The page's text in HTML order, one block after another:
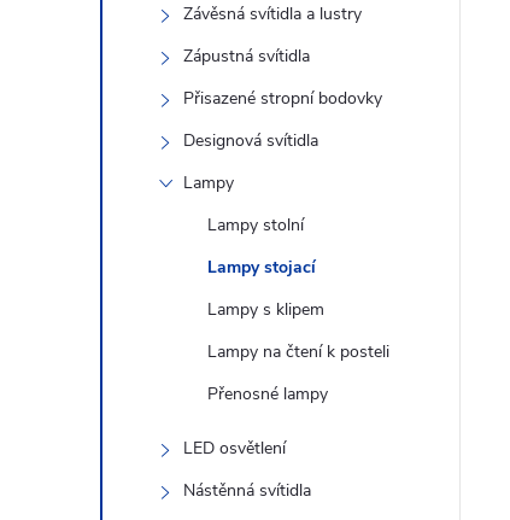
Závěsná svítidla a lustry
Zápustná svítidla
Přisazené stropní bodovky
Designová svítidla
Lampy
Lampy stolní
Lampy stojací
Lampy s klipem
Lampy na čtení k posteli
Přenosné lampy
LED osvětlení
Nástěnná svítidla